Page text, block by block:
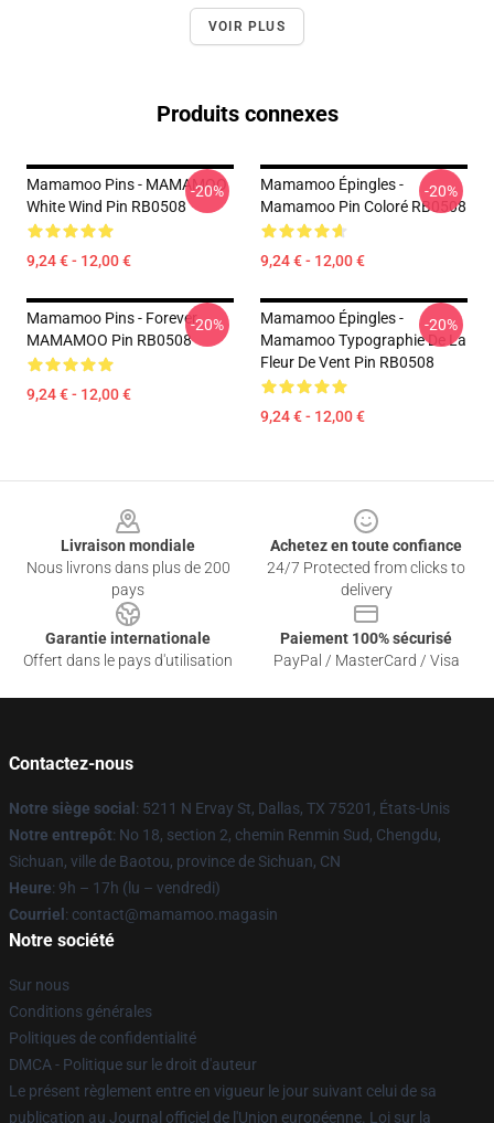
VOIR PLUS
Produits connexes
Mamamoo Pins - MAMAMOO
White Wind Pin RB0508
9,24 € - 12,00 €
-20%
Mamamoo Épingles -
Mamamoo Pin Coloré RB0508
9,24 € - 12,00 €
-20%
Mamamoo Pins - Forever
MAMAMOO Pin RB0508
9,24 € - 12,00 €
-20%
Mamamoo Épingles -
Mamamoo Typographie De La
Fleur De Vent Pin RB0508
9,24 € - 12,00 €
-20%
Livraison mondiale
Nous livrons dans plus de 200
pays
Achetez en toute confiance
24/7 Protected from clicks to
delivery
Garantie internationale
Offert dans le pays d'utilisation
Paiement 100% sécurisé
PayPal / MasterCard / Visa
Contactez-nous
Notre siège social : 5211 N Ervay St, Dallas, TX 75201, États-Unis
Notre entrepôt: No 18, section 2, chemin Renmin Sud, Chengdu,
Sichuan, ville de Baotou, province de Sichuan, CN
Heure: 9h – 17h (lu – vendredi)
Courriel : contact@mamamoo.magasin
Notre société
Sur nous
Conditions générales
Politiques de confidentialité
DMCA - Politique sur le droit d'auteur
Le présent règlement entre en vigueur le jour suivant celui de sa
publication au Journal officiel de l'Union européenne. Loi sur la